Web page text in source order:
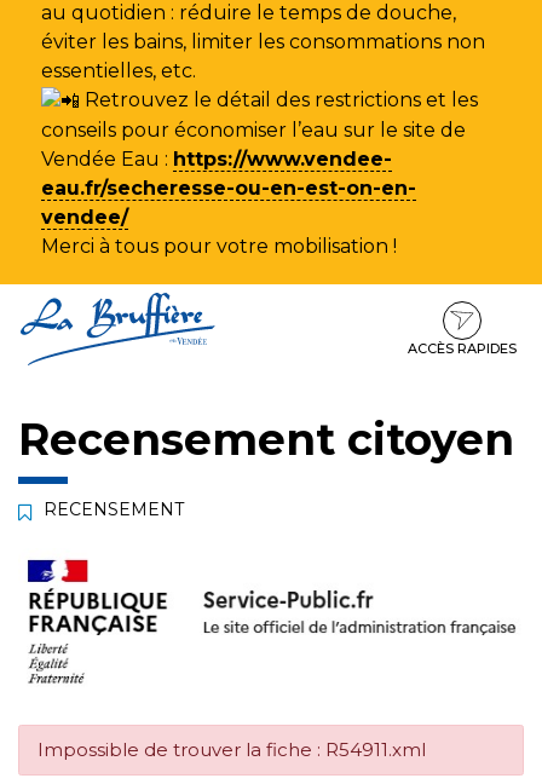
au quotidien : réduire le temps de douche,
éviter les bains, limiter les consommations non
essentielles, etc.
Retrouvez le détail des restrictions et les
conseils pour économiser l’eau sur le site de
Vendée Eau : https://www.vendee-
eau.fr/secheresse-ou-en-est-on-en-
vendee/
Merci à tous pour votre mobilisation !
au
contenu
au
ACCÈS RAPIDES
Recensement citoyen
RECENSEMENT
Impossible de trouver la fiche : R54911.xml